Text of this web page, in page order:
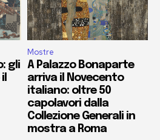
gli
Mostre
A Palazzo Bonaparte
arriva il Novecento
italiano: oltre 50
capolavori dalla
Collezione Generali in
mostra a Roma